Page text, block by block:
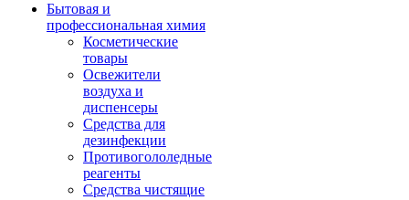
Бытовая и
профессиональная химия
Косметические
товары
Освежители
воздуха и
диспенсеры
Средства для
дезинфекции
Противогололедные
реагенты
Средства чистящие